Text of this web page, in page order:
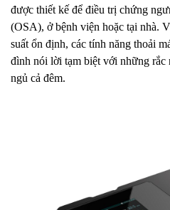
được thiết kế để điều trị chứng
(OSA), ở bệnh viện hoặc tại nhà.
suất ổn định, các tính năng thoải
đình nói lời tạm biệt với những rắc
ngủ cả đêm.